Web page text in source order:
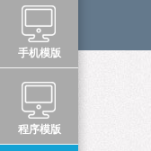
手机模版
程序模版